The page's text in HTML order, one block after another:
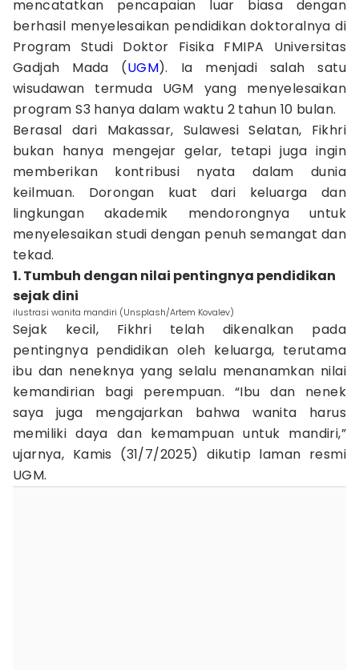
mencatatkan pencapaian luar biasa dengan
berhasil menyelesaikan pendidikan doktoralnya di
Program Studi Doktor Fisika FMIPA Universitas
Gadjah Mada (UGM). Ia menjadi salah satu
wisudawan termuda UGM yang menyelesaikan
program S3 hanya dalam waktu 2 tahun 10 bulan.
Berasal dari Makassar, Sulawesi Selatan, Fikhri
bukan hanya mengejar gelar, tetapi juga ingin
memberikan kontribusi nyata dalam dunia
keilmuan. Dorongan kuat dari keluarga dan
lingkungan akademik mendorongnya untuk
menyelesaikan studi dengan penuh semangat dan
tekad.
1. Tumbuh dengan nilai pentingnya pendidikan
sejak dini
ilustrasi wanita mandiri (Unsplash/Artem Kovalev)
Sejak kecil, Fikhri telah dikenalkan pada
pentingnya pendidikan oleh keluarga, terutama
ibu dan neneknya yang selalu menanamkan nilai
kemandirian bagi perempuan. “Ibu dan nenek
saya juga mengajarkan bahwa wanita harus
memiliki daya dan kemampuan untuk mandiri,”
ujarnya, Kamis (31/7/2025) dikutip laman resmi
UGM.